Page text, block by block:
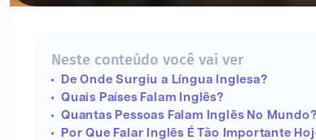
Neste conteúdo você vai ver
De Onde Surgiu a Língua Inglesa?
Quais Países Falam Inglês?
Quantas Pessoas Falam Inglês No Mundo?
Por Que Falar Inglês É Tão Importante